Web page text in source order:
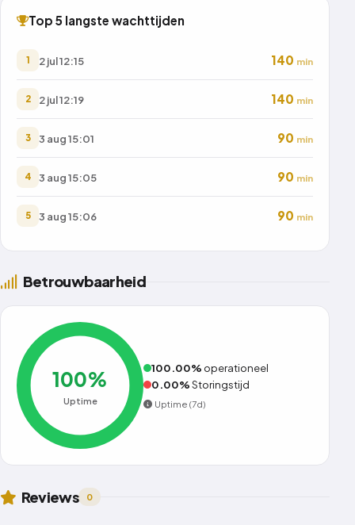
Top 5 langste wachttijden
1 2 jul 12:15 140 min
2 2 jul 12:19 140 min
3 3 aug 15:01 90 min
4 3 aug 15:05 90 min
5 3 aug 15:06 90 min
Betrouwbaarheid
100%
Uptime
100.00% operationeel
0.00%Storingstijd
Uptime (7d)
Reviews 0